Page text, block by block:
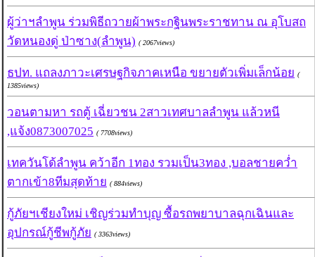
ผู้ว่าฯลำพูน ร่วมพิธีถวายผ้าพระกฐินพระราชทาน ณ อุโบสถ
วัดหนองดู่ ป่าซาง(ลำพูน) ( 2067views)
ธปท. แถลงภาวะเศรษฐกิจภาคเหนือ ขยายตัวเพิ่มเล็กน้อย (
1385views)
วอนตามหา รถตู้ เฉี่ยวชน 2สาวเทศบาลลำพูน แล้วหนี
,แจ้ง0873007025 ( 7708views)
เทควันโด้ลำพูน คว้าอีก 1ทอง รวมเป็น3ทอง ,บอลชายคว่ำ
ตากเข้า8ทีมสุดท้าย ( 884views)
กู้ภัยฯเชียงใหม่ เชิญร่วมทำบุญ ซื้อรถพยาบาลฉุกเฉินและ
อุปกรณ์กู้ชีพกู้ภัย ( 3363views)